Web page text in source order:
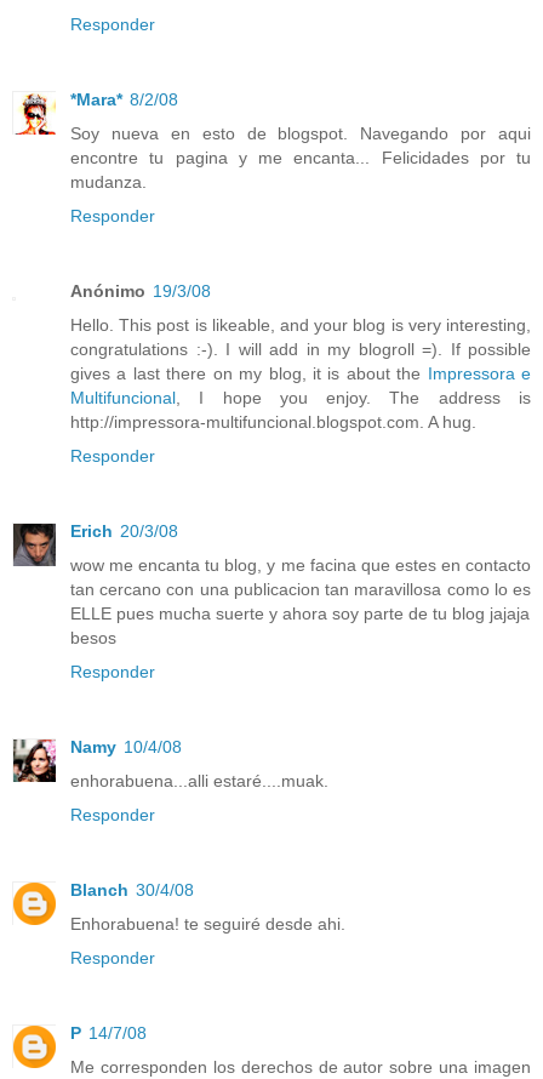
Responder
*Mara* 8/2/08
Soy nueva en esto de blogspot. Navegando por aqui
encontre tu pagina y me encanta... Felicidades por tu
mudanza.
Responder
Anónimo 19/3/08
Hello. This post is likeable, and your blog is very interesting,
congratulations :-). I will add in my blogroll =). If possible
gives a last there on my blog, it is about the Impressora e
Multifuncional, I hope you enjoy. The address is
http://impressora-multifuncional.blogspot.com. A hug.
Responder
Erich 20/3/08
wow me encanta tu blog, y me facina que estes en contacto
tan cercano con una publicacion tan maravillosa como lo es
ELLE pues mucha suerte y ahora soy parte de tu blog jajaja
besos
Responder
Namy 10/4/08
enhorabuena...alli estaré....muak.
Responder
Blanch 30/4/08
Enhorabuena! te seguiré desde ahi.
Responder
P 14/7/08
Me corresponden los derechos de autor sobre una imagen